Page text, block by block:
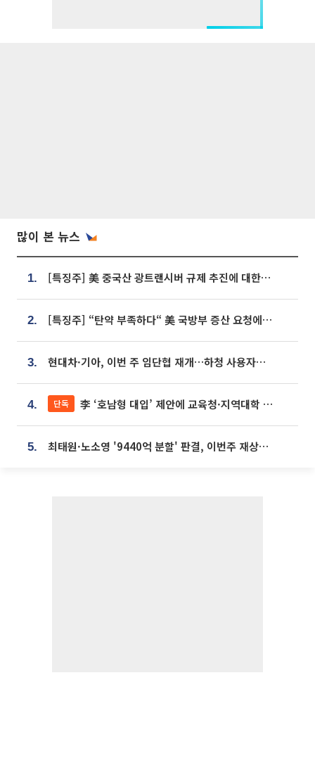
많이 본 뉴스
1. [특징주] 美 중국산 광트랜시버 규제 추진에 대한광통신 등 광통신株 강세
2. [특징주] “탄약 부족하다“ 美 국방부 증산 요청에⋯국내 방산주 급등세
3. 현대차·기아, 이번 주 임단협 재개…하청 사용자성 재심도 ‘변수’
4. 단독 李 ‘호남형 대입’ 제안에 교육청·지역대학 서·논술형 입시 연계 '착수'
5. 최태원·노소영 '9440억 분할' 판결, 이번주 재상고 여부 주목